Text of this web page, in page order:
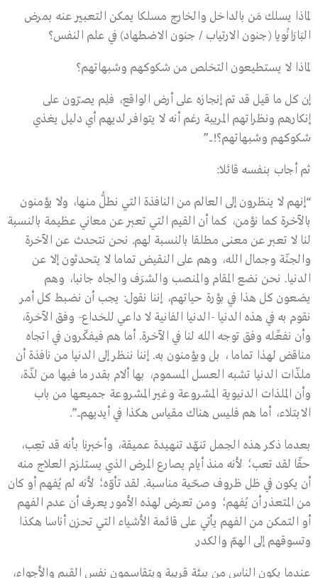
لماذا يسلك مَن بالداخل والخارج مسلكا يمكن التعبير عنه بمرض
البَارَانُويا (جنون الارتياب / جنون الاضطهاد) في علم النفس؟
لماذا لا يستطيعون التخلص من شكوكهم وشبهاتهم؟
إن كل ما قيل قد تم إنجازه على أرض الواقع، فلِم يصرّون على
إنكارهم ونظراتهم المريبة رغم أنه لا يتوافر لديهم أي دليل يغذي
شكوكهم وشبهاتهم؟!..”
ثم أجاب بنفسه قائلا:
“إنهم لا ينظرون إلى العالم من النافذة التي نطلُّ منها، ولا يؤمنون
بالآخرة كما نؤمن، كما أن القيم التي تعبر عن معاني عظيمة بالنسبة
لنا لا تعبر عن معنى مطلقا بالنسبة لهم. نحن نتحدث عن الآخرة
والجنّة وجمال الله، وهم على النقيض تماما لا يتحدثون إلا عن
الدنيا. نحن نضع المقام والمنصب والشرَف والجاه جانبا، وهم
يضعون كل هذا في بؤرة حياتهم، إننا نقول: يجب أن نضبط كل أمر
نقوم به في هذه الدنيا -الدنيا الفانية لا داعي للخداع- وفق الآخرة،
وأن نفعِّله وفق توجه الله لنا في الآخرة. أما هم فيفكّرون في اتجاه
مناقض لهذا تماما ، بل ويؤمنون به. إننا ننظر إلى الدنيا من نافذة أن
ملذّات الدنيا تشبه العسل المسموم، بها ألام بقدر ما فيها من لذّة،
وأن الملذات الدنيوية المشروعة وغير المشروعة جميعها من باب
الابتلاء، أما هم فليس هناك مقياس هكذا في أيديهم..”.
بعدما ذكر هذه الجمل تنهّد تنهيدة عميقة، وأخبرنا بأنه قد تعِب،
حقّا لقد تعب؛ لأنه منذ أيام يصارع المرض الذي يستلزم العلاج منه
أن يكون في ظل ظروف صحّية مناسبة. لقد تأوّه؛ لأنه لم يُفهم أو كان
من المتعذر أن يُفهم؛ ومن تعرض لهذه الأمور يعرف أن عدم الفهم
أو التمكن من الفهم يأتي على قائمة الأشياء التي تحزن أناسا هكذا
وتسوقهم إلى الهمّ والكدر.
عندما يكون الناس من بيئة قريبة ويتقاسمون نفس القيم والأجواء،